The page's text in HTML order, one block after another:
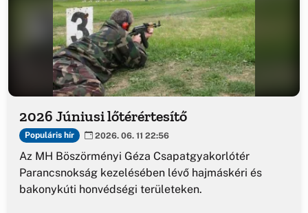
2026 Júniusi lőtérértesítő
Populáris hír 2026. 06. 11 22:56
Az MH Böszörményi Géza Csapatgyakorlótér
Parancsnokság kezelésében lévő hajmáskéri és
bakonykúti honvédségi területeken.